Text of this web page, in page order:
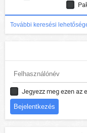
További keresési
Jegyezz meg ezen az